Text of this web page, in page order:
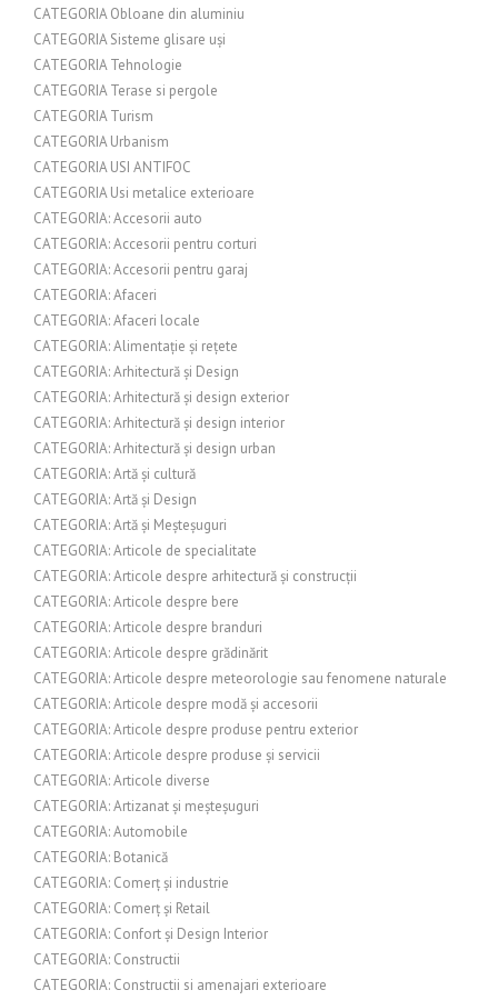
CATEGORIA Obloane din aluminiu
CATEGORIA Sisteme glisare uși
CATEGORIA Tehnologie
CATEGORIA Terase si pergole
CATEGORIA Turism
CATEGORIA Urbanism
CATEGORIA USI ANTIFOC
CATEGORIA Usi metalice exterioare
CATEGORIA: Accesorii auto
CATEGORIA: Accesorii pentru corturi
CATEGORIA: Accesorii pentru garaj
CATEGORIA: Afaceri
CATEGORIA: Afaceri locale
CATEGORIA: Alimentație și rețete
CATEGORIA: Arhitectură și Design
CATEGORIA: Arhitectură și design exterior
CATEGORIA: Arhitectură și design interior
CATEGORIA: Arhitectură și design urban
CATEGORIA: Artă și cultură
CATEGORIA: Artă și Design
CATEGORIA: Artă și Meșteșuguri
CATEGORIA: Articole de specialitate
CATEGORIA: Articole despre arhitectură și construcții
CATEGORIA: Articole despre bere
CATEGORIA: Articole despre branduri
CATEGORIA: Articole despre grădinărit
CATEGORIA: Articole despre meteorologie sau fenomene naturale
CATEGORIA: Articole despre modă și accesorii
CATEGORIA: Articole despre produse pentru exterior
CATEGORIA: Articole despre produse și servicii
CATEGORIA: Articole diverse
CATEGORIA: Artizanat și meșteșuguri
CATEGORIA: Automobile
CATEGORIA: Botanică
CATEGORIA: Comerț și industrie
CATEGORIA: Comerț și Retail
CATEGORIA: Confort și Design Interior
CATEGORIA: Constructii
CATEGORIA: Constructii si amenajari exterioare